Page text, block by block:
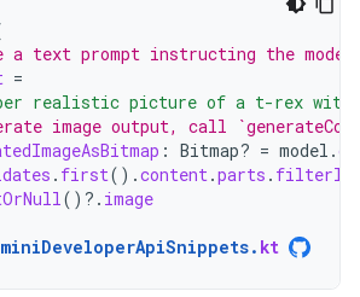
a text prompt instructing the model
=
realistic picture of a t-rex with
image output, call
: Bitmap? = model .
. first().content .parts .
() ?. image
. kt